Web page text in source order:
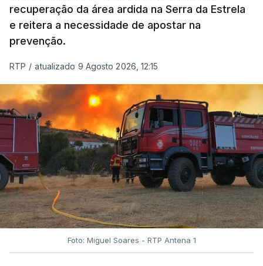
recuperação da área ardida na Serra da Estrela
e reitera a necessidade de apostar na
prevenção.
RTP / atualizado 9 Agosto 2026, 12:15
Foto: Miguel Soares - RTP Antena 1